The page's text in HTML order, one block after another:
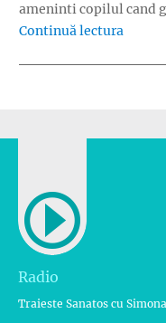
ameninti copilul cand
Continuă lectura
Radio
Traieste Sanatos cu Simona